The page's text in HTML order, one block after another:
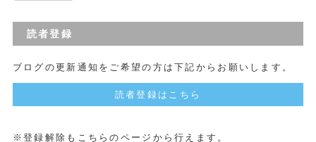
読者登録
ブログの更新通知をご希望の方は下記からお願いします。
読者登録はこちら
※登録解除もこちらのページから行えます。